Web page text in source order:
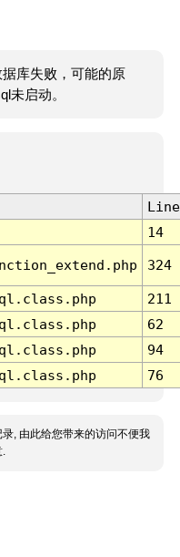
库失败，可能的原
未启动。
Line
14
324
211
62
94
76
, 由此给您带来的访问不便我
.